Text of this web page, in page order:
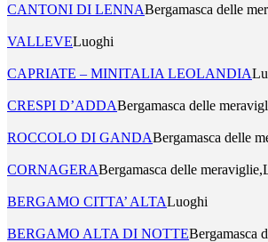
CANTONI DI LENNABergamasca delle
VALLEVELuoghi
CAPRIATE – MINITALIA LEOLANDIA
CRESPI D’ADDABergamasca delle
ROCCOLO DI GANDABergamasca delle
CORNAGERABergamasca delle
BERGAMO CITTA’ ALTALuoghi
BERGAMO ALTA DI NOTTEBergamasca